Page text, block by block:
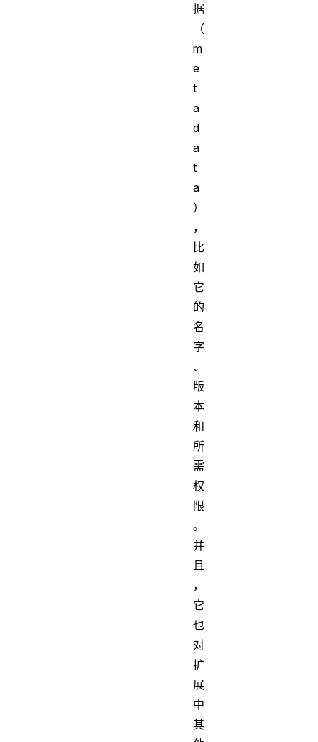
据
（
m
e
t
a
d
a
t
a
）
，
比
如
它
的
名
字
、
版
本
和
所
需
权
限
。
并
且
，
它
也
对
扩
展
中
其